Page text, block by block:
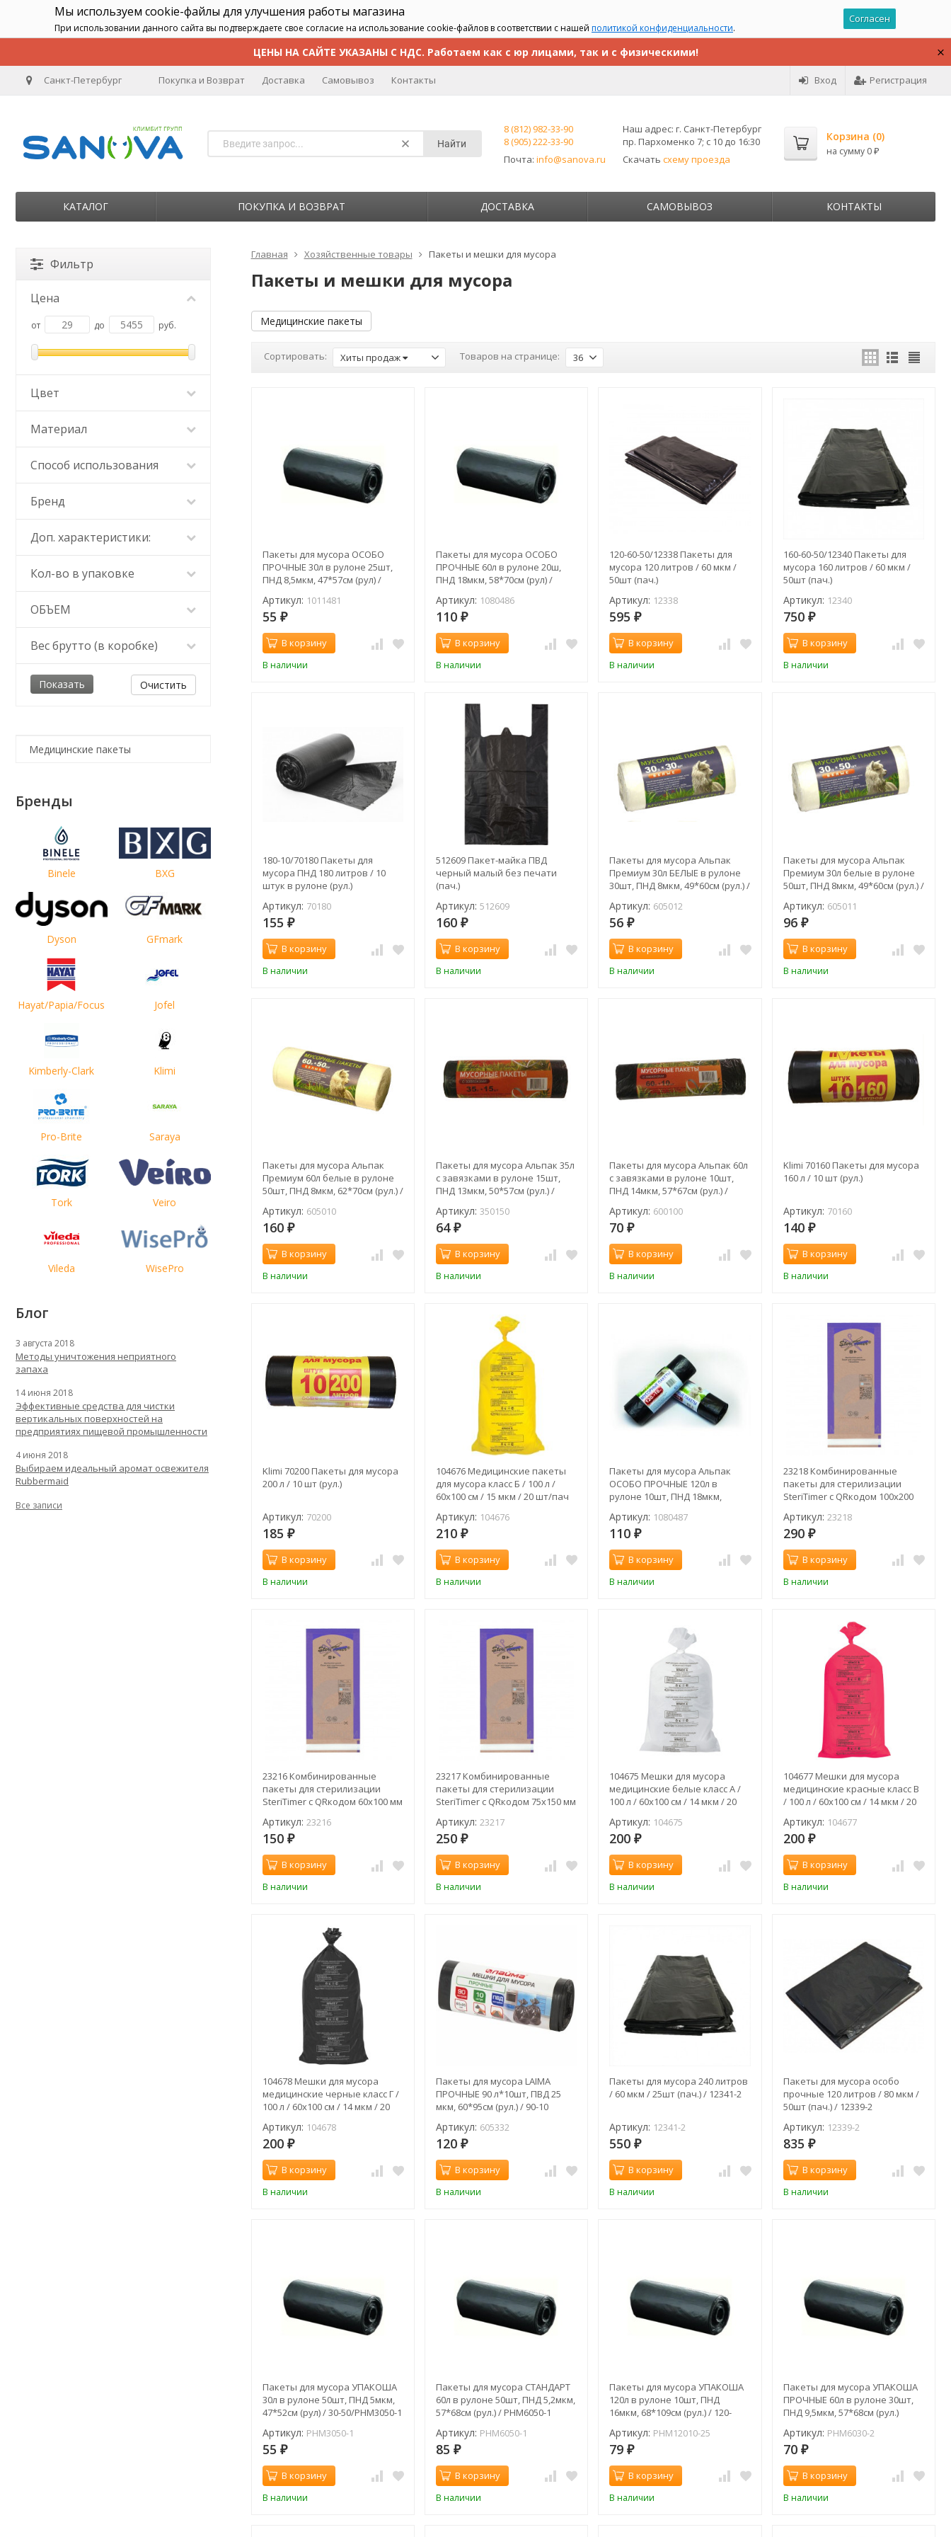
Мы используем cookie-файлы для улучшения работы магазина
При использовании данного сайта вы подтверждаете свое согласие на использование cookie-файлов в соответствии с нашей политикой конфиденциальности.
Согласен
ЦЕНЫ НА САЙТЕ УКАЗАНЫ С НДС. Работаем как с юр лицами, так и с физическими!
Санкт-Петербург Вход Регистрация
Покупка и Возврат Доставка Самовывоз Контакты
Найти
8 (812) 982-33-90
8 (905) 222-33-90
Почта: info@sanova.ru
Наш адрес: г. Санкт-Петербург
пр. Пархоменко 7; с 10 до 16:30
Скачать схему проезда
Корзина (0)
на сумму 0 ₽
КАТАЛОГ ПОКУПКА И ВОЗВРАТ ДОСТАВКА САМОВЫВОЗ КОНТАКТЫ
Главная Хозяйственные товары Пакеты и мешки для мусора
Пакеты и мешки для мусора
Медицинские пакеты
Сортировать: Хиты продаж Товаров на странице: 36
Пакеты для мусора ОСОБО
ПРОЧНЫЕ 30л в рулоне 25шт,
ПНД 8,5мкм, 47*57см (рул) /
Артикул: 1011481
55 ₽
В корзину
В наличии
Пакеты для мусора ОСОБО
ПРОЧНЫЕ 60л в рулоне 20ш,
ПНД 18мкм, 58*70см (рул) /
Артикул: 1080486
110 ₽
В корзину
В наличии
120-60-50/12338 Пакеты для
мусора 120 литров / 60 мкм /
50шт (пач.)
Артикул: 12338
595₽
В корзину
В наличии
160-60-50/12340 Пакеты для
мусора 160 литров / 60 мкм /
50шт (пач.)
Артикул: 12340
750 ₽
В корзину
В наличии
180-10/70180 Пакеты для
мусора ПНД 180 литров / 10
штук в рулоне (рул.)
Артикул: 70180
155 ₽
В корзину
В наличии
512609 Пакет-майка ПВД
черный малый без печати
(пач.)
Артикул: 512609
160 ₽
В корзину
В наличии
Пакеты для мусора Альпак
Премиум 30л БЕЛЫЕ в рулоне
30шт, ПНД 8мкм, 49*60см (рул.) /
Артикул: 605012
56₽
В корзину
В наличии
Пакеты для мусора Альпак
Премиум 30л белые в рулоне
50шт, ПНД 8мкм, 49*60см (рул.) /
Артикул: 605011
96 ₽
В корзину
В наличии
Пакеты для мусора Альпак
Премиум 60л белые в рулоне
50шт, ПНД 8мкм, 62*70см (рул.) /
Артикул: 605010
160 ₽
В корзину
В наличии
Пакеты для мусора Альпак 35л
с завязками в рулоне 15шт,
ПНД 13мкм, 50*57см (рул.) /
Артикул: 350150
64 ₽
В корзину
В наличии
Пакеты для мусора Альпак 60л
с завязками в рулоне 10шт,
ПНД 14мкм, 57*67см (рул.) /
Артикул: 600100
70₽
В корзину
В наличии
Klimi 70160 Пакеты для мусора
160 л / 10 шт (рул.)
Артикул: 70160
140 ₽
В корзину
В наличии
Klimi 70200 Пакеты для мусора
200 л / 10 шт (рул.)
Артикул: 70200
185 ₽
В корзину
В наличии
104676 Медицинские пакеты
для мусора класс Б / 100 л /
60х100 см / 15 мкм / 20 шт/пач
Артикул: 104676
210 ₽
В корзину
В наличии
Пакеты для мусора Альпак
ОСОБО ПРОЧНЫЕ 120л в
рулоне 10шт, ПНД 18мкм,
Артикул: 1080487
110₽
В корзину
В наличии
23218 Комбинированные
пакеты для стерилизации
SteriTimer с QRкодом 100х200
Артикул: 23218
290 ₽
В корзину
В наличии
23216 Комбинированные
пакеты для стерилизации
SteriTimer с QRкодом 60х100 мм
Артикул: 23216
150 ₽
В корзину
В наличии
23217 Комбинированные
пакеты для стерилизации
SteriTimer с QRкодом 75х150 мм
Артикул: 23217
250 ₽
В корзину
В наличии
104675 Мешки для мусора
медицинские белые класс А /
100 л / 60х100 см / 14 мкм / 20
Артикул: 104675
200₽
В корзину
В наличии
104677 Мешки для мусора
медицинские красные класс В
/ 100 л / 60х100 см / 14 мкм / 20
Артикул: 104677
200 ₽
В корзину
В наличии
104678 Мешки для мусора
медицинские черные класс Г /
100 л / 60х100 см / 14 мкм / 20
Артикул: 104678
200 ₽
В корзину
В наличии
Пакеты для мусора LAIMA
ПРОЧНЫЕ 90 л*10шт, ПВД 25
мкм, 60*95см (рул.) / 90-10
Артикул: 605332
120 ₽
В корзину
В наличии
Пакеты для мусора 240 литров
/ 60 мкм / 25шт (пач.) / 12341-2
Артикул: 12341-2
550₽
В корзину
В наличии
Пакеты для мусора особо
прочные 120 литров / 80 мкм /
50шт (пач.) / 12339-2
Артикул: 12339-2
835 ₽
В корзину
В наличии
Пакеты для мусора УПАКОША
30л в рулоне 50шт, ПНД 5мкм,
47*52см (рул) / 30-50/PHM3050-1
Артикул: PHM3050-1
55 ₽
В корзину
В наличии
Пакеты для мусора СТАНДАРТ
60л в рулоне 50шт, ПНД 5,2мкм,
57*68см (рул.) / PHM6050-1
Артикул: PHM6050-1
85 ₽
В корзину
В наличии
Пакеты для мусора УПАКОША
120л в рулоне 10шт, ПНД
16мкм, 68*109см (рул.) / 120-
Артикул: PHM12010-25
79₽
В корзину
В наличии
Пакеты для мусора УПАКОША
ПРОЧНЫЕ 60л в рулоне 30шт,
ПНД 9,5мкм, 57*68см (рул.)
Артикул: PHM6030-2
70 ₽
В корзину
В наличии
Фильтр
Цена
от до руб.
Цвет
Материал
Способ использования
Бренд
Доп. характеристики:
Кол-во в упаковке
ОБЪЕМ
Вес брутто (в коробке)
Очистить
Медицинские пакеты
Бренды
Binele BXG
Dyson GFmark
Hayat/Papia/Focus Jofel
Kimberly-Clark Klimi
Pro-Brite Saraya
Tork Veiro
Vileda WisePro
Блог
3 августа 2018
Методы уничтожения неприятного
запаха
14 июня 2018
Эффективные средства для чистки
вертикальных поверхностей на
предприятиях пищевой промышленности
4 июня 2018
Выбираем идеальный аромат освежителя
Rubbermaid
Все записи